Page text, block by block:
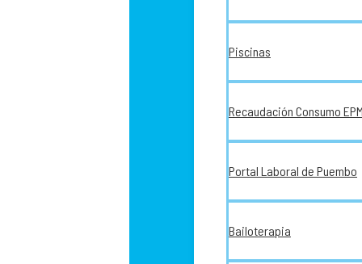
Piscinas
Recaudación Consumo
Portal Laboral de Puembo
Bailoterapia